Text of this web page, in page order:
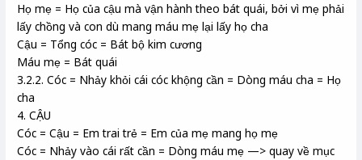
Họ mẹ = Họ của cậu mà vận hành theo bát quái, bởi vì mẹ phải
lấy chồng và con dù mang máu mẹ lại lấy họ cha
Cậu = Tổng cóc = Bát bộ kim cương
Máu mẹ = Bát quái
3.2.2. Cóc = Nhảy khỏi cái cóc khộng cần = Dòng máu cha = Họ
cha
4. CẬU
Cóc = Cậu = Em trai trẻ = Em của mẹ mang họ mẹ
Cóc = Nhảy vào cái rất cần = Dòng máu mẹ —> quay về mục